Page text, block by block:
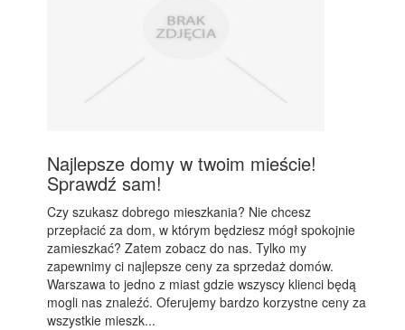
Najlepsze domy w twoim mieście!
Sprawdź sam!
Czy szukasz dobrego mieszkania? Nie chcesz
przepłacić za dom, w którym będziesz mógł spokojnie
zamieszkać? Zatem zobacz do nas. Tylko my
zapewnimy ci najlepsze ceny za sprzedaż domów.
Warszawa to jedno z miast gdzie wszyscy klienci będą
mogli nas znaleźć. Oferujemy bardzo korzystne ceny za
wszystkie mieszk...